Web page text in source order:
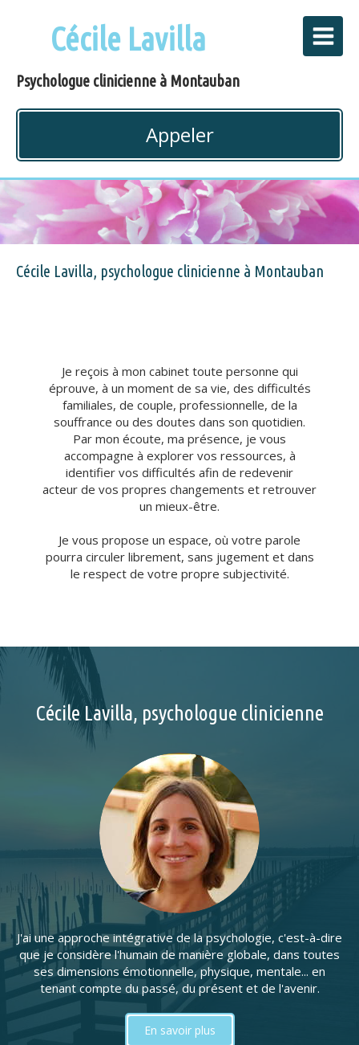
Cécile Lavilla
Psychologue clinicienne à Montauban
Appeler
Cécile Lavilla, psychologue clinicienne à Montauban
Je reçois à mon cabinet toute personne qui
éprouve, à un moment de sa vie, des difficultés
familiales, de couple, professionnelle, de la
souffrance ou des doutes dans son quotidien.
Par mon écoute, ma présence, je vous
accompagne à explorer vos ressources, à
identifier vos difficultés afin de redevenir
acteur de vos propres changements et retrouver
un mieux-être.
Je vous propose un espace, où votre parole
pourra circuler librement, sans jugement et dans
le respect de votre propre subjectivité.
Cécile Lavilla, psychologue clinicienne
J'ai une approche intégrative de la psychologie, c'est-à-dire
que je considère l'humain de manière globale, dans toutes
ses dimensions émotionnelle, physique, mentale... en
tenant compte du passé, du présent et de l'avenir.
En savoir plus